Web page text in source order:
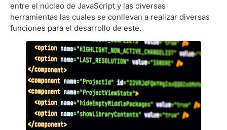
entre el núcleo de JavaScript y las diversas
herramientas las cuales se conllevan a realizar diversas
funciones para el desarrollo de este.